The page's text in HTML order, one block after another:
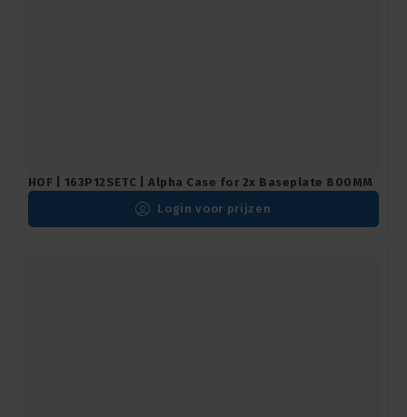
HOF | 163P12SETC | Alpha Case for 2x Baseplate 800MM
Login voor prijzen